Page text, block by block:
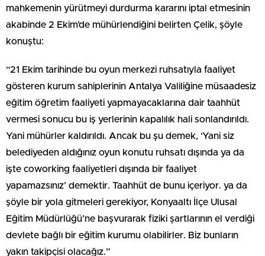
mahkemenin yürütmeyi durdurma kararını iptal etmesinin
akabinde 2 Ekim’de mühürlendiğini belirten Çelik, şöyle
konuştu:
“21 Ekim tarihinde bu oyun merkezi ruhsatıyla faaliyet
gösteren kurum sahiplerinin Antalya Valiliğine müsaadesiz
eğitim öğretim faaliyeti yapmayacaklarına dair taahhüt
vermesi sonucu bu iş yerlerinin kapalılık hali sonlandırıldı.
Yani mühürler kaldırıldı. Ancak bu şu demek, ‘Yani siz
belediyeden aldığınız oyun konutu ruhsatı dışında ya da
işte coworking faaliyetleri dışında bir faaliyet
yapamazsınız’ demektir. Taahhüt de bunu içeriyor. ya da
şöyle bir yola gitmeleri gerekiyor, Konyaaltı İlçe Ulusal
Eğitim Müdürlüğü’ne başvurarak fiziki şartlarının el verdiği
devlete bağlı bir eğitim kurumu olabilirler. Biz bunların
yakın takipçisi olacağız.”